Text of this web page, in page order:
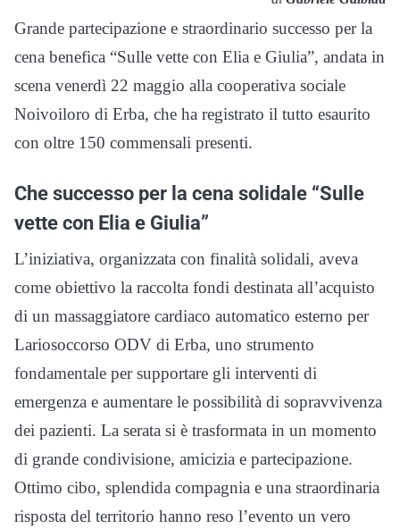
Grande partecipazione e straordinario successo per la
cena benefica “Sulle vette con Elia e Giulia”, andata in
scena venerdì 22 maggio alla cooperativa sociale
Noivoiloro di Erba, che ha registrato il tutto esaurito
con oltre 150 commensali presenti.
Che successo per la cena solidale “Sulle
vette con Elia e Giulia”
L’iniziativa, organizzata con finalità solidali, aveva
come obiettivo la raccolta fondi destinata all’acquisto
di un massaggiatore cardiaco automatico esterno per
Lariosoccorso ODV di Erba, uno strumento
fondamentale per supportare gli interventi di
emergenza e aumentare le possibilità di sopravvivenza
dei pazienti. La serata si è trasformata in un momento
di grande condivisione, amicizia e partecipazione.
Ottimo cibo, splendida compagnia e una straordinaria
risposta del territorio hanno reso l’evento un vero